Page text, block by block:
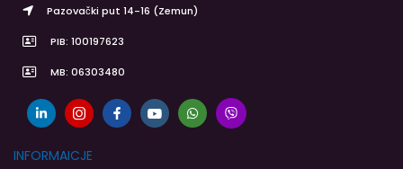
Pazovački put 14-16 (Zemun)
PIB: 100197623
MB: 06303480
INFORMAICJE